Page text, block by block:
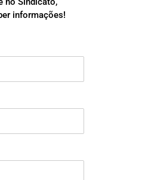
informações!